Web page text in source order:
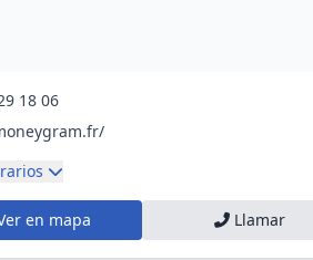
18 06
en mapa Llamar